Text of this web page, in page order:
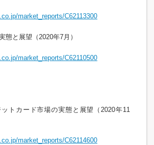
market_reports/C62113300
態と展望（2020年7月）
market_reports/C62110500
トカード市場の実態と展望（2020年11
market_reports/C62114600